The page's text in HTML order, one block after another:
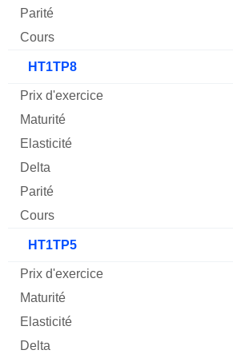
HT1TP8
HT1TP5